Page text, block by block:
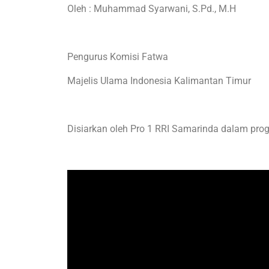
Oleh : Muhammad Syarwani, S.Pd., M.H
Pengurus Komisi Fatwa
Majelis Ulama Indonesia Kalimantan Timur
Disiarkan oleh Pro 1 RRI Samarinda dalam